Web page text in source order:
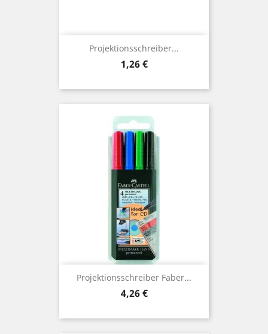
Projektionsschreiber...
Preis
1,26 €
Projektionsschreiber Faber...
Preis
4,26 €